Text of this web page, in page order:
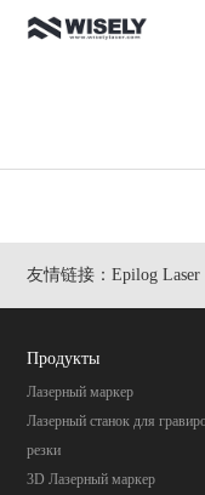
友情链接：Epilog Laser
Продукты
Лазерный маркер
Лазерный станок для
резки
3D Лазерный маркер